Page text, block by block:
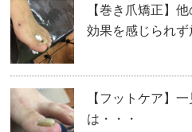
【巻き爪矯正】
効果を感じられず
【フットケア】
は・・・